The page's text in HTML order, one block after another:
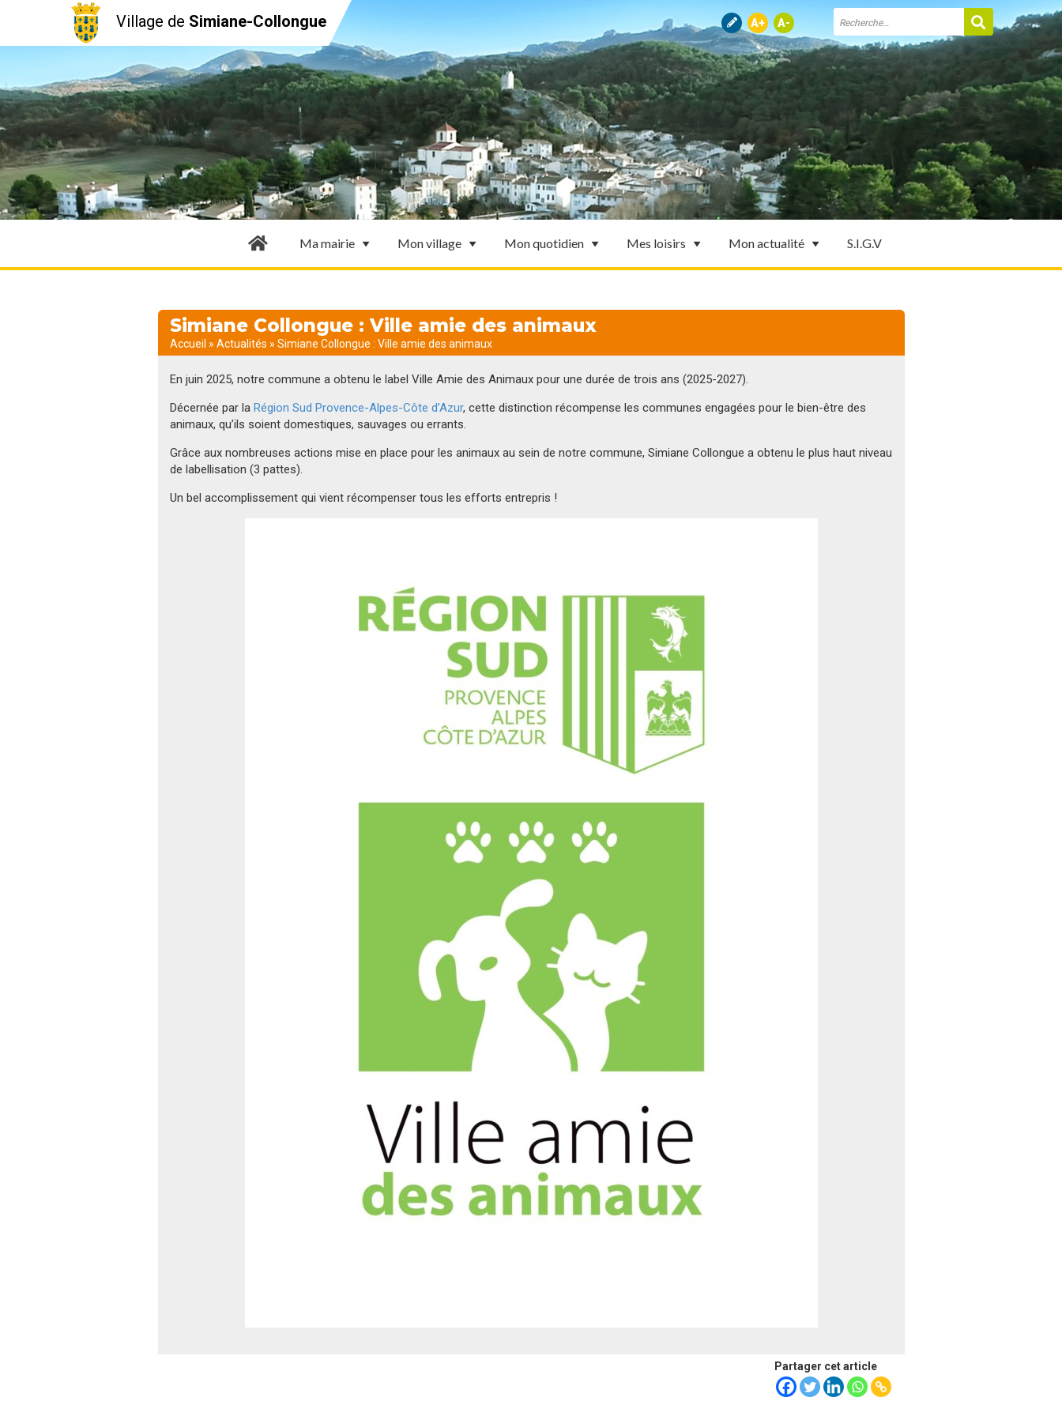
Village de Simiane-Collongue
Ma mairie Mon village Mon quotidien Mes loisirs Mon actualité S.I.G.V
Simiane Collongue : Ville amie des animaux
Accueil » Actualités » Simiane Collongue : Ville amie des animaux
En juin 2025, notre commune a obtenu le label Ville Amie des Animaux pour une durée de trois ans (2025-2027).
Décernée par la Région Sud Provence-Alpes-Côte d’Azur, cette distinction récompense les communes engagées pour le bien-être des
animaux, qu’ils soient domestiques, sauvages ou errants.
Grâce aux nombreuses actions mise en place pour les animaux au sein de notre commune, Simiane Collongue a obtenu le plus haut niveau
de labellisation (3 pattes).
Un bel accomplissement qui vient récompenser tous les efforts entrepris !
Partager cet article